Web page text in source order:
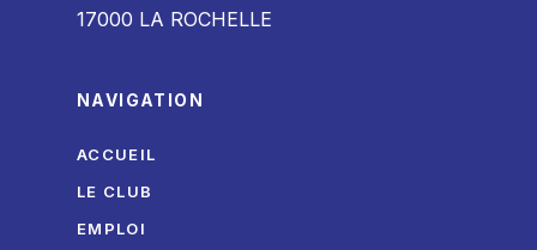
17000 LA ROCHELLE
NAVIGATION
ACCUEIL
LE CLUB
EMPLOI